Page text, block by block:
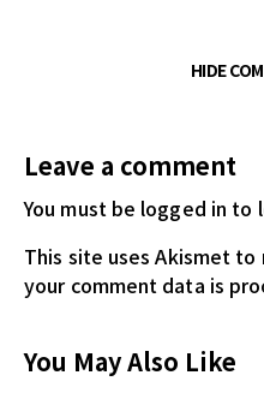
HIDE
Leave a comment
You must be logged in to
This site uses Akismet to
your comment data is
You May Also Like